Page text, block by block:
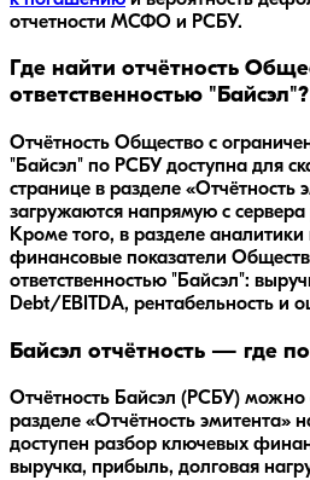
отчетности МСФО и РСБУ.
Где найти отчётность
ответственностью "Байсэл"?
Отчётность Общество с
"Байсэл" по РСБУ доступна для
странице в разделе «Отчётность
загружаются напрямую с
Кроме того, в разделе
финансовые показатели
ответственностью "Байсэл":
Debt/EBITDA, рентабельность и
Байсэл отчётность — где
Отчётность Байсэл (РСБУ) можно
разделе «Отчётность эмитента»
доступен разбор ключевых
выручка, прибыль, долговая